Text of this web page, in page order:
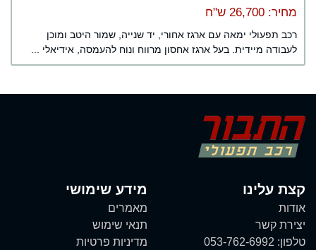
מחיר: 26,700 ש"ח
רכב תפעולי ימאה עם ארגז אחורי, יד שנייה, שמור היטב ומוכן
לעבודה מיידית. בעל ארגז אחסון מרווח ונוח להעמסה, אידיאלי ...
קצת עלינו
אודות
יצירת קשר
טלפון: 053-762-6992
מידע שימושי
מאמרים
תנאי שימוש
מדיניות פרטיות